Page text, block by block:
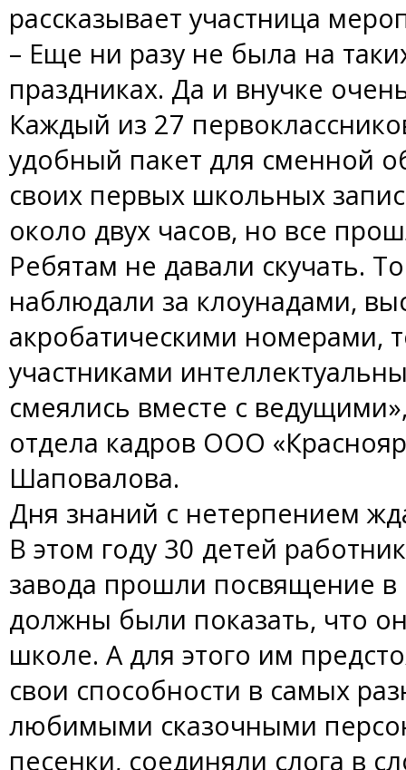
рассказывает участница
– Еще ни разу не была на
праздниках. Да и внучке
Каждый из 27
удобный пакет для сменной
своих первых школьных
около двух часов, но все
Ребятам не давали скучать.
наблюдали за клоунадами,
акробатическими номерами,
участниками
смеялись вместе с
отдела кадров ООО
Шаповалова.
Дня знаний с нетерпением
В этом году 30 детей
завода прошли посвящение в
должны были показать, что
школе. А для этого им
свои способности в самых
любимыми сказочными
песенки, соединяли слога в